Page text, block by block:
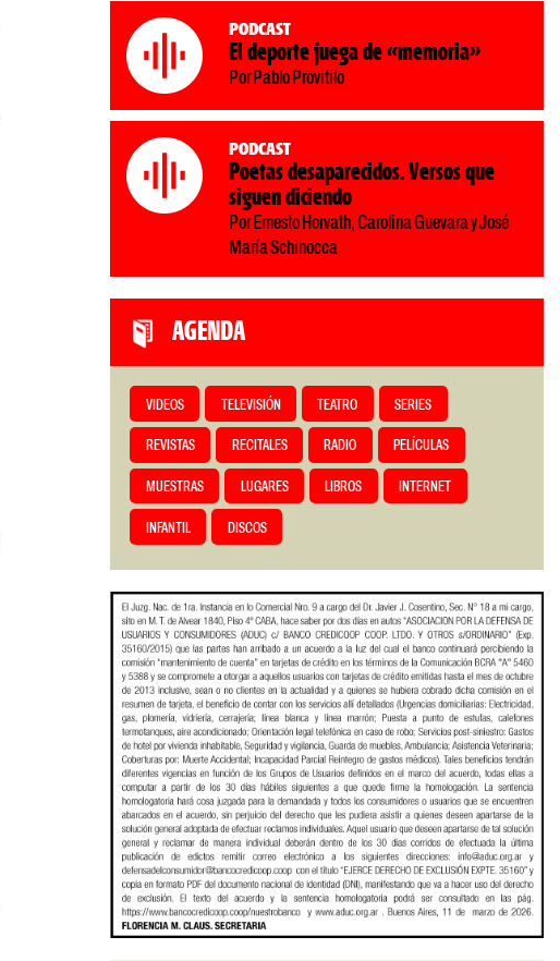
Podcast
El deporte juega de «memoria»
Por Pablo Provitilo
Podcast
Poetas desaparecidos. Versos que
siguen diciendo
Por Ernesto Horvath, Carolina Guevara y José
María Schinocca
AGENDA
VIDEOS TELEVISIÓN TEATRO SERIES
REVISTAS RECITALES RADIO PELÍCULAS
MUESTRAS LUGARES LIBROS INTERNET
INFANTIL DISCOS